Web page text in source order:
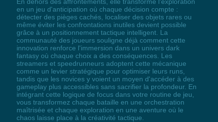
en un jeu d'anticipation où chaque décision compte :
détecter des pièges cachés, localiser des objets rares ou
même éviter les confrontations inutiles devient possible
grâce à un positionnement tactique intelligent. La
communauté des joueurs souligne déjà comment cette
innovation renforce l'immersion dans un univers dark
fantasy où chaque choix a des conséquences. Les
streamers et speedrunneurs adoptent cette mécanique
comme un levier stratégique pour optimiser leurs runs,
tandis que les novices y voient un moyen d'accéder à des
gameplay plus accessibles sans sacrifier la profondeur. En
intégrant cette logique de focus dans votre routine de jeu,
vous transformez chaque bataille en une orchestration
maîtrisée et chaque exploration en une aventure où le
chaos laisse place à la créativité tactique.